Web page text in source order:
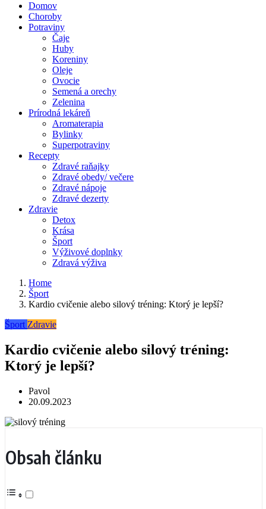
Domov
Choroby
Potraviny
Čaje
Huby
Koreniny
Oleje
Ovocie
Semená a orechy
Zelenina
Prírodná lekáreň
Aromaterapia
Bylinky
Superpotraviny
Recepty
Zdravé raňajky
Zdravé obedy/ večere
Zdravé nápoje
Zdravé dezerty
Zdravie
Detox
Krása
Šport
Výživové doplnky
Zdravá výživa
Home
Šport
Kardio cvičenie alebo silový tréning: Ktorý je lepší?
Šport Zdravie
Kardio cvičenie alebo silový tréning:
Ktorý je lepší?
Pavol
20.09.2023
Obsah článku